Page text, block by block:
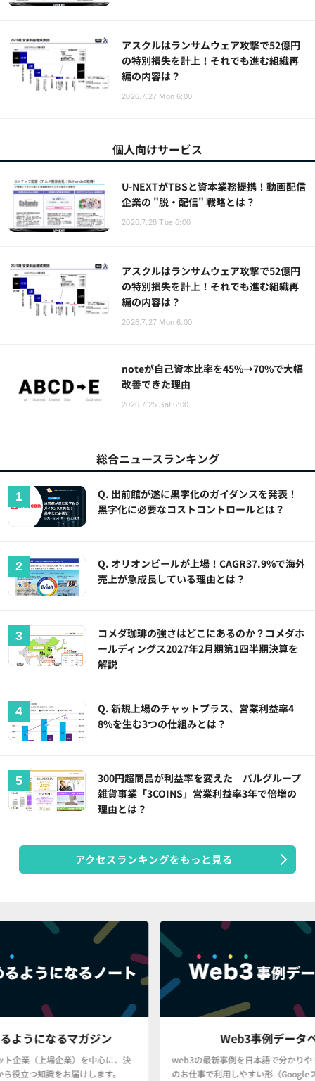
アスクルはランサムウェア攻撃で52億円
の特別損失を計上！それでも進む組織再
編の内容は？
2026.7.27 Mon 6:00
個人向けサービス
U-NEXTがTBSと資本業務提携！動画配信
企業の "脱・配信" 戦略とは？
2026.7.28 Tue 6:00
アスクルはランサムウェア攻撃で52億円
の特別損失を計上！それでも進む組織再
編の内容は？
2026.7.27 Mon 6:00
noteが自己資本比率を45%→70%で大幅
改善できた理由
2026.7.25 Sat 6:00
総合ニュースランキング
Q. 出前館が遂に黒字化のガイダンスを発表！
黒字化に必要なコストコントロールとは？
Q. オリオンビールが上場！CAGR37.9%で海外
売上が急成長している理由とは？
コメダ珈琲の強さはどこにあるのか？コメダホ
ールディングス2027年2月期第1四半期決算を
解説
Q. 新規上場のチャットプラス、営業利益率4
8%を生む3つの仕組みとは？
300円超商品が利益率を変えた パルグループ
雑貨事業「3COINS」営業利益率3年で倍増の
理由とは？
アクセスランキングをもっと見る
、決
。
Web3事例データベース
web3の最新事例を日本語で分かりやすく、かつ、皆さん
のお仕事で利用しやすい形（Googleスプレッドシート・